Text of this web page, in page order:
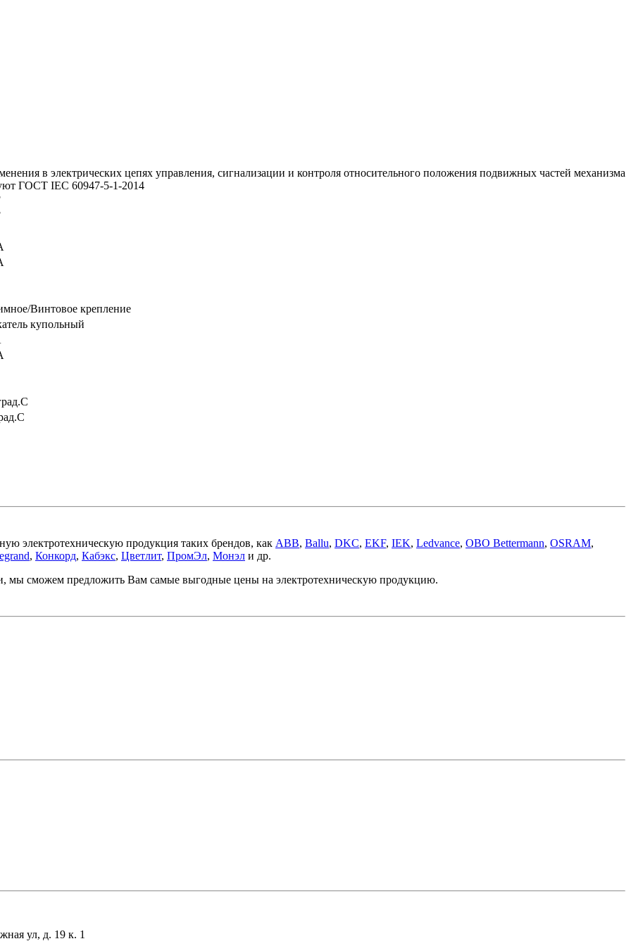
в электрических цепях управления, сигнализации и контроля относительного положения подвижных частей механизма
ГОСТ IEC 60947-5-1-2014
Винтовое крепление
купольный
электротехническую продукция таких брендов, как ABB, Ballu, DKC, EKF, IEK, Ledvance, OBO Bettermann, OSRAM,
, Конкорд, Кабэкс, Цветлит, ПромЭл, Монэл и др.
мы сможем предложить Вам самые выгодные цены на электротехническую продукцию.
ул, д. 19 к. 1